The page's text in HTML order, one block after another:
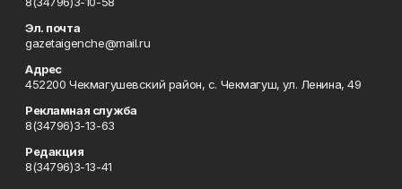
Эл. почта
gazetaigenche@mail.ru
Адрес
452200 Чекмагушевский район, с. Чекмагуш, ул. Ленина, 49
Рекламная служба
8(34796)3-13-63
Редакция
8(34796)3-13-41